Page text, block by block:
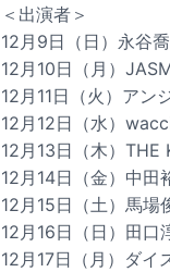
＜出演者＞
12月9日（日）永谷
12月10日（月）
12月11日（火）アン
12月12日（水）
12月13日（木）THE
12月14日（金）中
12月15日（土）馬
12月16日（日）田口
12月17日（月）ダイ